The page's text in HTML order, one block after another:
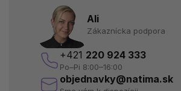
Ali
Zákaznícka podpora
+421 220 924 333
Po–Pi 8:00–16:00
objednavky@natima.sk